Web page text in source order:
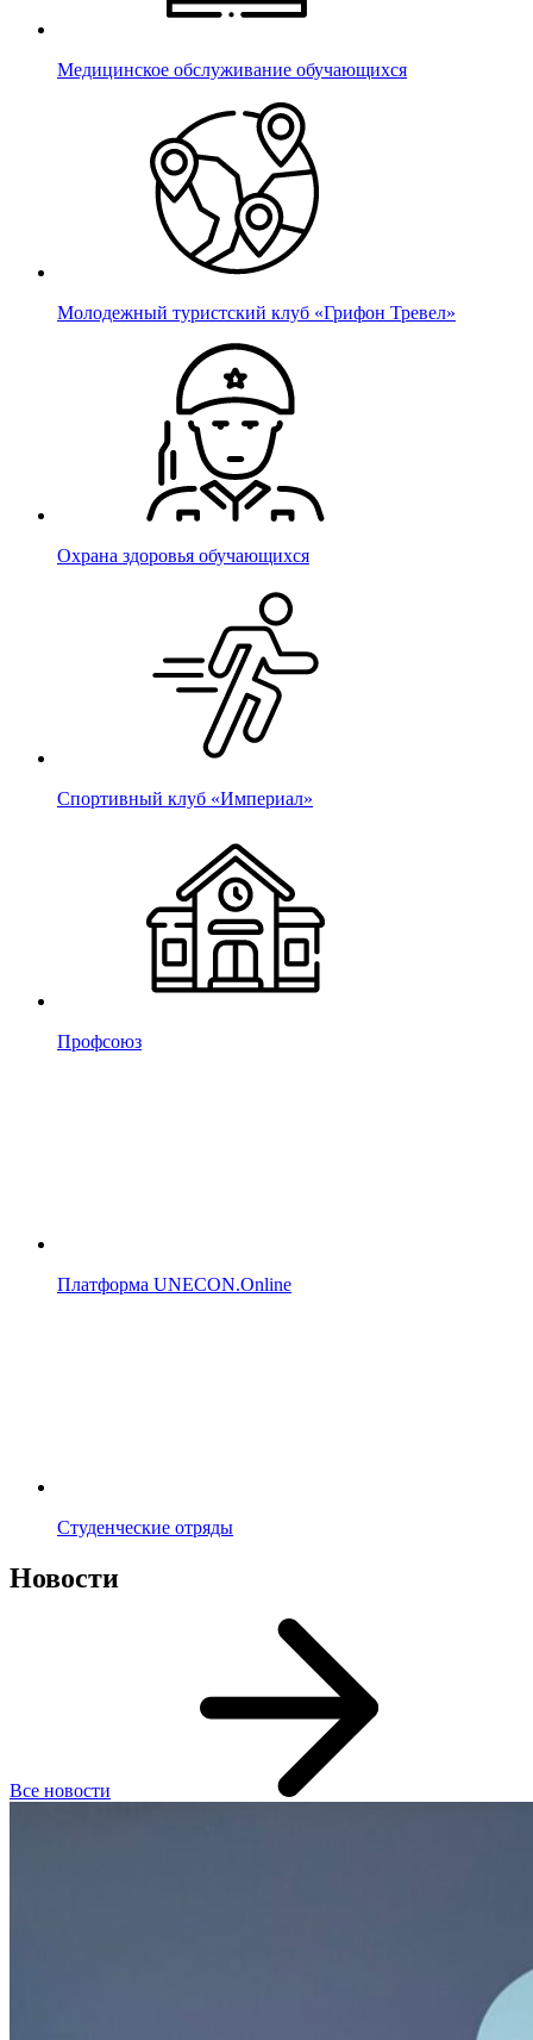
Медицинское обслуживание обучающихся
Молодежный туристский клуб «Грифон Тревел»
Охрана здоровья обучающихся
Спортивный клуб «Империал»
Профсоюз
Платформа UNECON.Online
Студенческие отряды
Новости
Все новости